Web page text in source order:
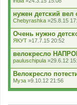
нужен детский вел
Chebyrashka »25.8.15
Очень нужно
ЯКУТ »17.7.15 20:52
велокресло
pauluschipula »29.6.12
Велокресло
Муза »9.10.12 21:56